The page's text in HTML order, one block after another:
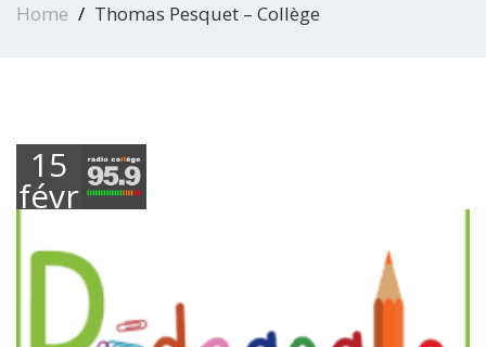
Home Thomas Pesquet – Collège
15
février